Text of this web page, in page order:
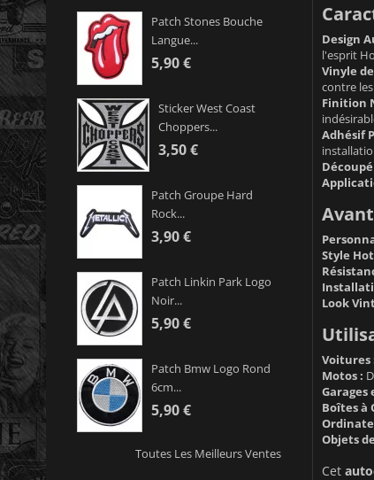
Patch Stones Bouche
Langue...
5,90 €
Sticker West Coast
Choppers...
3,50 €
Patch Groupe Hard
Rock...
3,90 €
Patch Linkin Park Logo
Noir...
5,90 €
Patch Bmw Logo Rond
6cm...
5,90 €
Toutes Les Meilleurs Ventes
Design
l'esprit
Vinyle
contre
Finition
Adhésif
Style
Look
Voitures
Motos :
Garages
Boîtes à
Objets
Cet